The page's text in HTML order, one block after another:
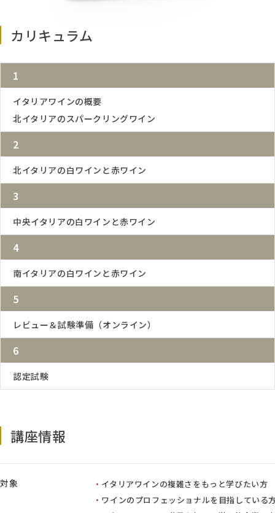
カリキュラム
1
イタリアワインの概要
北イタリアのスパークリングワイン
2
北イタリアの白ワインと赤ワイン
3
中央イタリアの白ワインと赤ワイン
4
南イタリアの白ワインと赤ワイン
5
レビュー＆試験準備（オンライン）
6
認定試験
講座情報
対象
イタリアワインの複雑さをもっと学びたい方
ワインのプロフェッショナルを目指している